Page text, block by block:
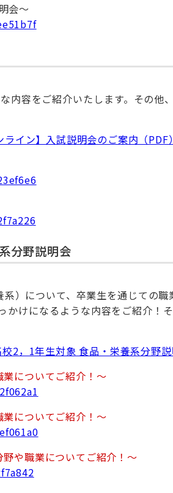
会～
内容をご紹介いたします。その他
ライン】入試説明会のご案内（PDF）
分野説明会
）について、卒業生を通じての
けになるような内容をご紹介！
校2，1年生対象 食品・栄養系分野説
についてご紹介！～
についてご紹介！～
や職業についてご紹介！～